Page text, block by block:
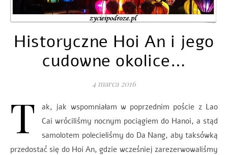
Historyczne Hoi An i jego
cudowne okolice…
4 marca 2016
T
ak, jak wspomniałam w poprzednim poście z Lao
Cai wróciliśmy nocnym pociągiem do Hanoi, a stąd
samolotem polecieliśmy do Da Nang, aby taksówką
przedostać się do Hoi An, gdzie wcześniej zarezerwowaliśmy